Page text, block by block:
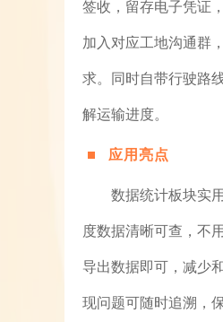
签收，留存电子凭证
加入对应工地沟通群
求。同时自带行驶路
解运输进度。
应用亮点
数据统计板块实
度数据清晰可查，不
导出数据即可，减少
现问题可随时追溯，